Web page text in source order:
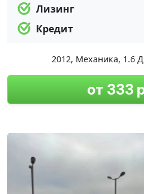
Лизинг
Кредит
2012, Механика, 1.6
от 333